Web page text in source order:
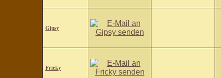
Gipsy
Fricky